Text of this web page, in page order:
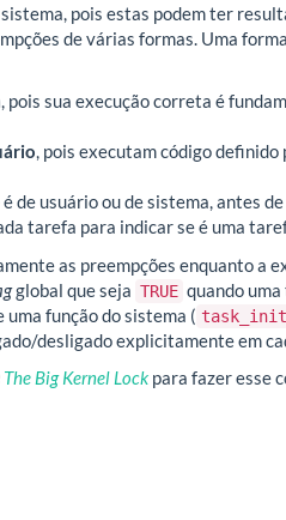
pois estas podem ter
de várias formas. Uma
, pois sua execução correta é
, pois executam código definido
usuário ou de sistema, antes
tarefa para indicar se é uma
as preempções enquanto a
global que seja TRUE quando
função do sistema ( task_init
desligado explicitamente em
The Big Kernel Lock para fazer esse